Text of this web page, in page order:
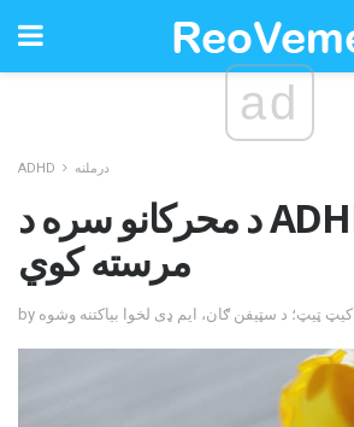
ad
ADHD درملنه
د محرکانو سره د ADHD سره
مرسته کوي
by کیټ ټیټ؛ د سټیفن ګان، ایم ډی لخوا بیاکتنه وشوه